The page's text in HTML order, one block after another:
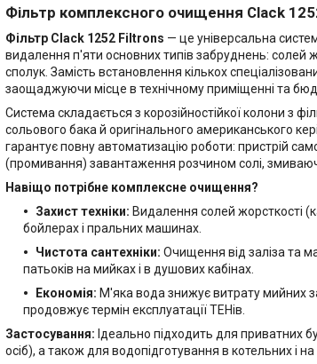
Фільтр комплексного очищення Clack
Фільтр Clack 1252 Filtrons — це універсальна
видалення п'яти основних типів забруднень: солей
сполук. Замість встановлення кількох
заощаджуючи місце в технічному приміщенні та
Система складається з корозійностійкої колони з
сольового бака й оригінального американського
гарантує повну автоматизацію роботи: пристрій
(промивання) завантаження розчином солі,
Навіщо потрібне комплексне очищення?
Захист техніки: Видалення солей жорсткості
бойлерах і пральних машинах.
Чистота сантехніки: Очищення від заліза та
патьоків на мийках і в душових кабінах.
Економія: М'яка вода знижує витрату мийних
продовжує термін експлуатації ТЕНів.
Застосування: Ідеально підходить для приватних
осіб), а також для водопідготування в котельних і